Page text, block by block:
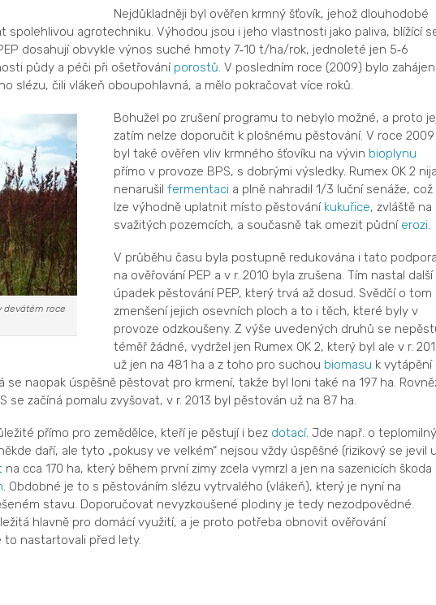
Nejdůkladněji byl ověřen krmný šťovík, jehož dlouhodobé
spolehlivou agrotechniku. Výhodou jsou i jeho vlastnosti jako paliva, blížící
dosahují obvykle výnos suché hmoty 7-10 t/ha/rok, jednoleté jen 5-6
půdy a péči při ošetřování porostů. V posledním roce (2009) bylo
slézu, čili vlákeň oboupohlavná, a mělo pokračovat více roků.
devátém roce
Bohužel po zrušení programu to nebylo možné, a proto
zatím nelze doporučit k plošnému pěstování. V roce 2009
byl také ověřen vliv krmného šťovíku na vývin bioplynu
přímo v provoze BPS, s dobrými výsledky. Rumex OK 2
nenarušil fermentaci a plně nahradil 1/3 luční senáže, což
lze výhodně uplatnit místo pěstování kukuřice, zvláště na
svažitých pozemcích, a současně tak omezit půdní erozi.
V průběhu času byla postupně redukována i tato
na ověřování PEP a v r. 2010 byla zrušena. Tím nastal další
úpadek pěstování PEP, který trvá až dosud. Svědčí o tom
zmenšení jejich osevních ploch a to i těch, které byly v
provoze odzkoušeny. Z výše uvedených druhů se
téměř žádné, vydržel jen Rumex OK 2, který byl ale v r.
už jen na 481 ha a z toho pro suchou biomasu k vytápění
se naopak úspěšně pěstovat pro krmení, takže byl loni také na 197 ha.
se začíná pomalu zvyšovat, v r. 2013 byl pěstován už na 87 ha.
přímo pro zemědělce, kteří je pěstují i bez dotací. Jde např. o teplomilný
daří, ale tyto „pokusy ve velkém“ nejsou vždy úspěšné (rizikový se jevil
na cca 170 ha, který během první zimy zcela vymrzl a jen na sazenicích škoda
. Obdobné je to s pěstováním slézu vytrvalého (vlákeň), který je nyní na
stavu. Doporučovat nevyzkoušené plodiny je tedy nezodpovědné.
hlavně pro domácí využití, a je proto potřeba obnovit ověřování
nastartovali před lety.